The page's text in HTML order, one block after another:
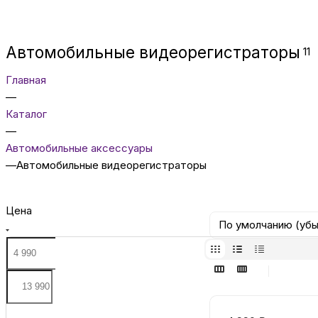
Автомобильные видеорегистраторы 11
Главная
—
Каталог
—
Автомобильные аксессуары
—Автомобильные видеорегистраторы
По умолчанию
Цена